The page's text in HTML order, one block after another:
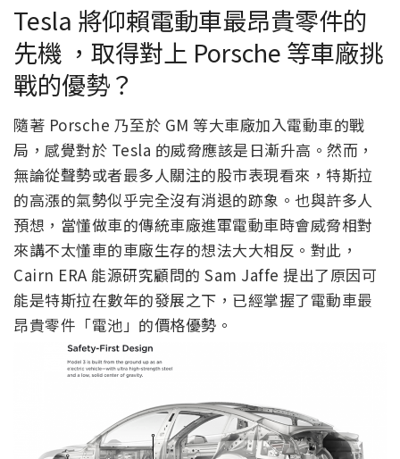
Tesla 將仰賴電動車最昂貴零件的
先機 ，取得對上 Porsche 等車廠挑
戰的優勢？
隨著 Porsche 乃至於 GM 等大車廠加入電動車的戰
局，感覺對於 Tesla 的威脅應該是日漸升高。然而，
無論從聲勢或者最多人關注的股市表現看來，特斯拉
的高漲的氣勢似乎完全沒有消退的跡象。也與許多人
預想，當懂做車的傳統車廠進軍電動車時會威脅相對
來講不太懂車的車廠生存的想法大大相反。對此，
Cairn ERA 能源研究顧問的 Sam Jaffe 提出了原因可
能是特斯拉在數年的發展之下，已經掌握了電動車最
昂貴零件「電池」的價格優勢。